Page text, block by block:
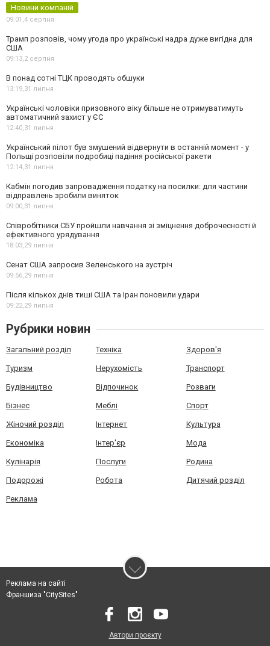
Новини компаній
09:01,4 серпня
Трамп розповів, чому угода про українські надра дуже вигідна для
США
09:13,2 серпня
В понад сотні ТЦК проводять обшуки
13:19,31 липня
Українські чоловіки призовного віку більше не отримуватимуть
автоматичний захист у ЄС
12:40,31 липня
Український пілот був змушений відвернути в останній момент - у
Польщі розповіли подробиці падіння російської ракети
12:14,31 липня
Кабмін погодив запровадження податку на посилки: для частини
відправлень зробили виняток
09:00,31 липня
Співробітники СБУ пройшли навчання зі зміцнення доброчесності й
ефективного урядування
18:03,29 липня
Сенат США запросив Зеленського на зустріч
09:56,29 липня
Після кількох днів тиші США та Іран поновили удари
09:22,29 липня
Рубрики новин
Загальний розділ Техніка Здоров'я
Туризм Нерухомість Транспорт
Будівництво Відпочинок Розваги
Бізнес Меблі Спорт
Жіночий розділ Інтернет Культура
Економіка Інтер'єр Мода
Кулінарія Послуги Родина
Подорожі Робота Дитячий розділ
Реклама
Реклама на сайті
Франшиза "CitySites"
Автори проєкту